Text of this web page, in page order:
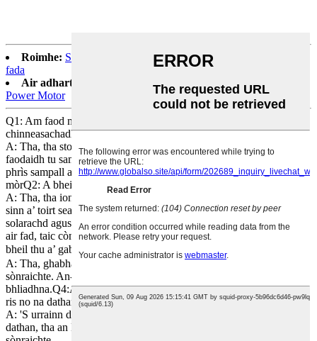
Roimhe: Scooter dealain àrd-astar LMQH le mìltean de raon
fada
Air adhart:
EEC Electric Harlry Sport 701 le 2000W Big
Power Motor
Q1: Am faod mi sampallan a bhith agam mus tèid mòr-
chinneasachadh?
A: Tha, tha stoc sampall againn ann am Munster, Gearmailtis,
faodaidh tu sampall òrdachadh an toiseach. Thoir an aire gu bheil a’
phrìs sampall againn eadar-dhealaichte bho phrìsean cinneasachaidh
mòrQ2: A bheil ionad seirbheis thall thairis agad?
A: Tha, tha ionadan seirbheis againn san Roinn Eòrpa agus bidh
sinn a’ toirt seachad ionad gairm, cumail suas, pàirtean a bharrachd,
solarachd agus seirbheisean gleidhidh a’ còmhdach na Roinn Eòrpa
air fad, taic còmhdhail doras gu doras, pròiseas tilleadh msaa.Q3: A
bheil thu a’ gabhail ri OEM no ODM？
A: Tha, ghabhadh sinn ri OEM ann am meud ceannach bliadhna
sònraichte. An-dràsta is e an ìre òrduigh as ìsle 10,000 sa
bhliadhna.Q4:An urrainn dhomh an suaicheantas agam fhìn a chuir
ris no na dathan agam fhèin a thaghadh?
A: 'S urrainn dhut. Ach airson atharrachadh suaicheantas agus
dathan, tha an MOQ 1000 pìosan gach òrdugh no airson deasbad